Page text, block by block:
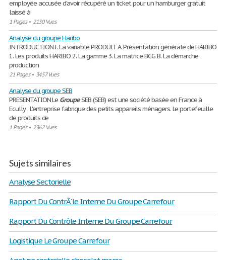
employée accusée d'avoir récupéré un ticket pour un hamburger gratuit
laissé à
1 Pages• 2130 Vues
Analyse du groupe Haribo
INTRODUCTION I. La variable PRODUIT A. Présentation générale de HARIBO
1. Les produits HARIBO 2. La gamme 3. La matrice BCG B. La démarche
production
21 Pages• 3457 Vues
Analyse du groupe SEB
PRESENTATION Le GroupeSEB (SEB) est une société basée en France à
Ecully . L'entreprise fabrique des petits appareils ménagers. Le portefeuille
de produits de
1 Pages• 2362 Vues
Sujets similaires
Analyse Sectorielle
Rapport Du ContrÃ´le Interne Du Groupe Carrefour
Rapport Du Contrôle Interne Du Groupe Carrefour
Logistique Le Groupe Carrefour